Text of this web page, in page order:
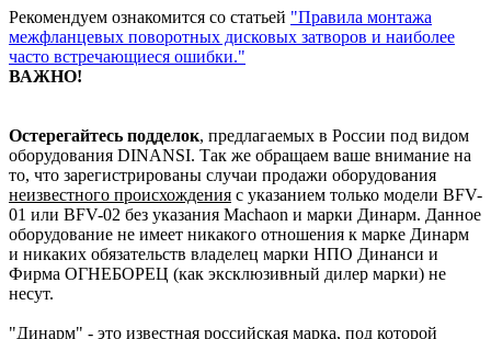
Рекомендуем ознакомится со статьей "Правила монтажа
межфланцевых поворотных дисковых затворов и наиболее
часто встречающиеся ошибки."
ВАЖНО!
Остерегайтесь подделок, предлагаемых в России под видом
оборудования DINANSI. Так же обращаем ваше внимание на
то, что зарегистрированы случаи продажи оборудования
неизвестного происхождения с указанием только модели BFV-
01 или BFV-02 без указания Machaon и марки Динарм. Данное
оборудование не имеет никакого отношения к марке Динарм
и никаких обязательств владелец марки НПО Динанси и
Фирма ОГНЕБОРЕЦ (как эксклюзивный дилер марки) не
несут.
"Динарм" - это известная российская марка, под которой